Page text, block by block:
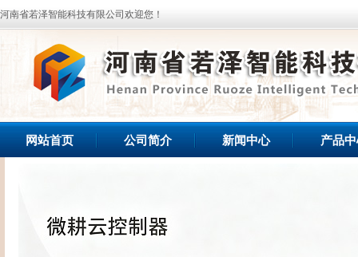
河南省若泽智能科技有限公司欢迎您！
网站首页 公司简介 新闻中心 产品